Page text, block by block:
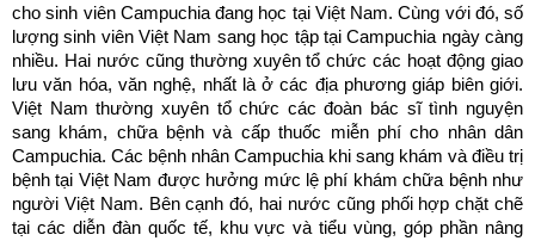
cho sinh viên Campuchia đang học tại Việt Nam. Cùng với đó, số
lượng sinh viên Việt Nam sang học tập tại Campuchia ngày càng
nhiều. Hai nước cũng thường xuyên tổ chức các hoạt động giao
lưu văn hóa, văn nghệ, nhất là ở các địa phương giáp biên giới.
Việt Nam thường xuyên tổ chức các đoàn bác sĩ tình nguyện
sang khám, chữa bệnh và cấp thuốc miễn phí cho nhân dân
Campuchia. Các bệnh nhân Campuchia khi sang khám và điều trị
bệnh tại Việt Nam được hưởng mức lệ phí khám chữa bệnh như
người Việt Nam. Bên cạnh đó, hai nước cũng phối hợp chặt chẽ
tại các diễn đàn quốc tế, khu vực và tiểu vùng, góp phần nâng